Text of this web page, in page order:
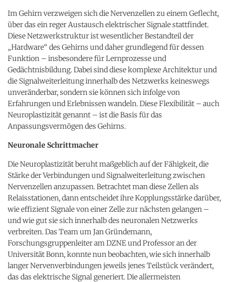
Im Gehirn verzweigen sich die Nervenzellen zu einem Geflecht,
über das ein reger Austausch elektrischer Signale stattfindet.
Diese Netzwerkstruktur ist wesentlicher Bestandteil der
„Hardware“ des Gehirns und daher grundlegend für dessen
Funktion – insbesondere für Lernprozesse und
Gedächtnisbildung. Dabei sind diese komplexe Architektur und
die Signalweiterleitung innerhalb des Netzwerks keineswegs
unveränderbar, sondern sie können sich infolge von
Erfahrungen und Erlebnissen wandeln. Diese Flexibilität – auch
Neuroplastizität genannt – ist die Basis für das
Anpassungsvermögen des Gehirns.
Neuronale Schrittmacher
Die Neuroplastizität beruht maßgeblich auf der Fähigkeit, die
Stärke der Verbindungen und Signalweiterleitung zwischen
Nervenzellen anzupassen. Betrachtet man diese Zellen als
Relaisstationen, dann entscheidet ihre Kopplungsstärke darüber,
wie effizient Signale von einer Zelle zur nächsten gelangen –
und wie gut sie sich innerhalb des neuronalen Netzwerks
verbreiten. Das Team um Jan Gründemann,
Forschungsgruppenleiter am DZNE und Professor an der
Universität Bonn, konnte nun beobachten, wie sich innerhalb
langer Nervenverbindungen jeweils jenes Teilstück verändert,
das das elektrische Signal generiert. Die allermeisten